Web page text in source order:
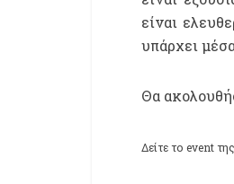
είναι
υπάρχει
Θα
Δείτε το event